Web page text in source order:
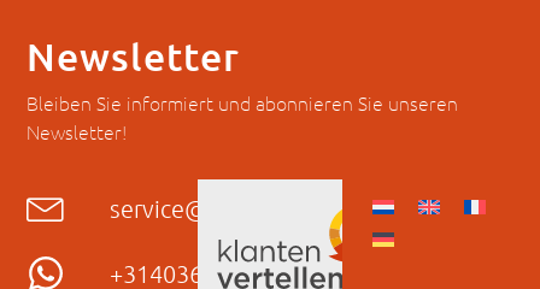
Newsletter
Bleiben Sie informiert und abonnieren Sie unseren
Newsletter!
service@hyckes.com
+31403690404